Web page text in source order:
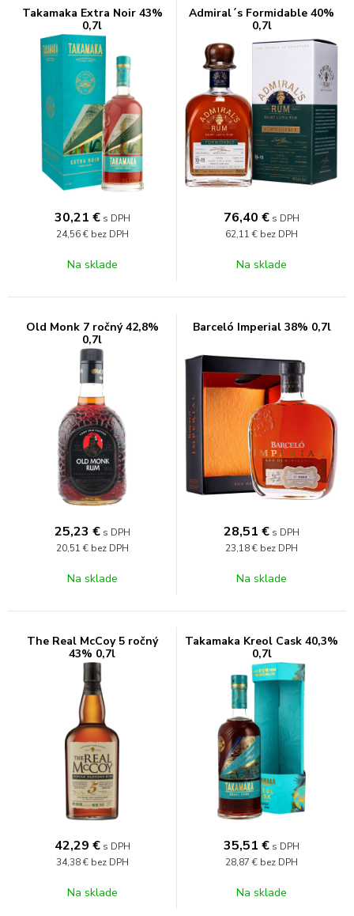
Takamaka Extra Noir 43%
0,7l
30,21 € s DPH
24,56 € bez DPH
Na sklade
Admiral´s Formidable 40%
0,7l
76,40 € s DPH
62,11 € bez DPH
Na sklade
Old Monk 7 ročný 42,8%
0,7l
25,23 € s DPH
20,51 € bez DPH
Na sklade
Barceló Imperial 38% 0,7l
28,51 € s DPH
23,18 € bez DPH
Na sklade
The Real McCoy 5 ročný
43% 0,7l
42,29 € s DPH
34,38 € bez DPH
Na sklade
Takamaka Kreol Cask 40,3%
0,7l
35,51 € s DPH
28,87 € bez DPH
Na sklade